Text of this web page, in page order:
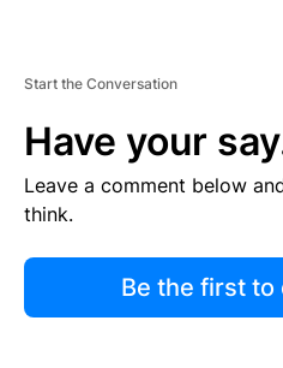
Start the Conversation
Have your
Leave a comment below
think.
Be the first to